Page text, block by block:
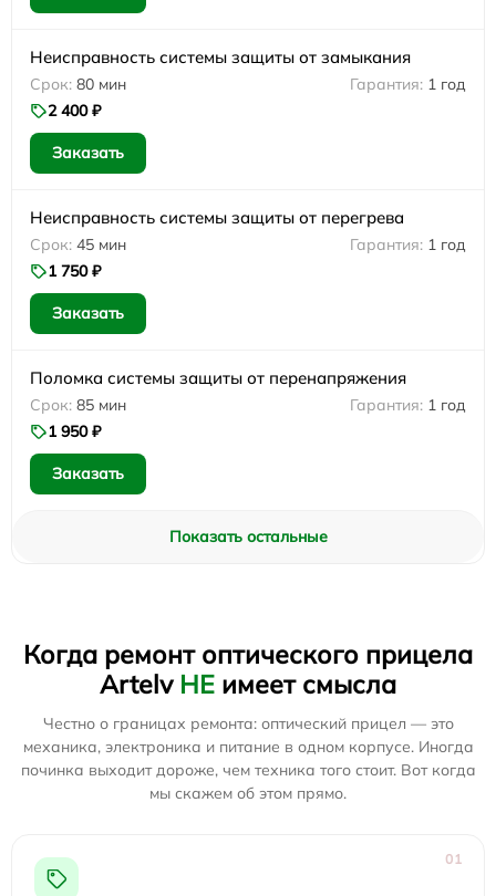
Неисправность системы защиты от замыкания
80 мин
1 год
2 400 ₽
Заказать
Неисправность системы защиты от перегрева
45 мин
1 год
1 750 ₽
Заказать
Поломка системы защиты от перенапряжения
85 мин
1 год
1 950 ₽
Заказать
Показать остальные
Когда ремонт оптического прицела
Artelv НЕ имеет смысла
Честно о границах ремонта: оптический прицел — это
механика, электроника и питание в одном корпусе. Иногда
починка выходит дороже, чем техника того стоит. Вот когда
мы скажем об этом прямо.
01